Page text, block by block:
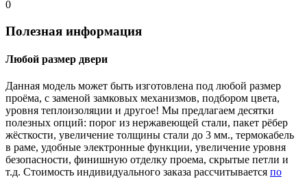
0
Полезная информация
Любой размер двери
Данная модель может быть изготовлена под любой размер
проёма, с заменой замковых механизмов, подбором цвета,
уровня теплоизоляции и другое! Мы предлагаем десятки
полезных опций: порог из нержавеющей стали, пакет рёбер
жёсткости, увеличение толщины стали до 3 мм., термокабель
в раме, удобные электронные функции, увеличение уровня
безопасности, финишную отделку проема, скрытые петли и
т.д. Стоимость индивидуального заказа рассчитывается по